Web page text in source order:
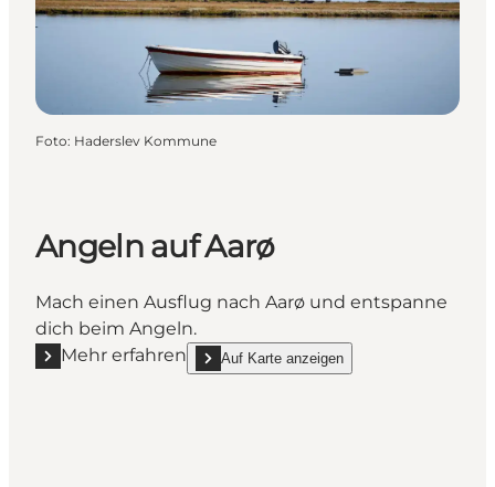
Foto: Haderslev Kommune
Angeln auf Aarø
Mach einen Ausflug nach Aarø und entspanne
dich beim Angeln.
Mehr erfahren
Mehr erfahren "Angeln auf Aarø"
Auf Karte anzeigen
show Angeln auf Aarø on_map